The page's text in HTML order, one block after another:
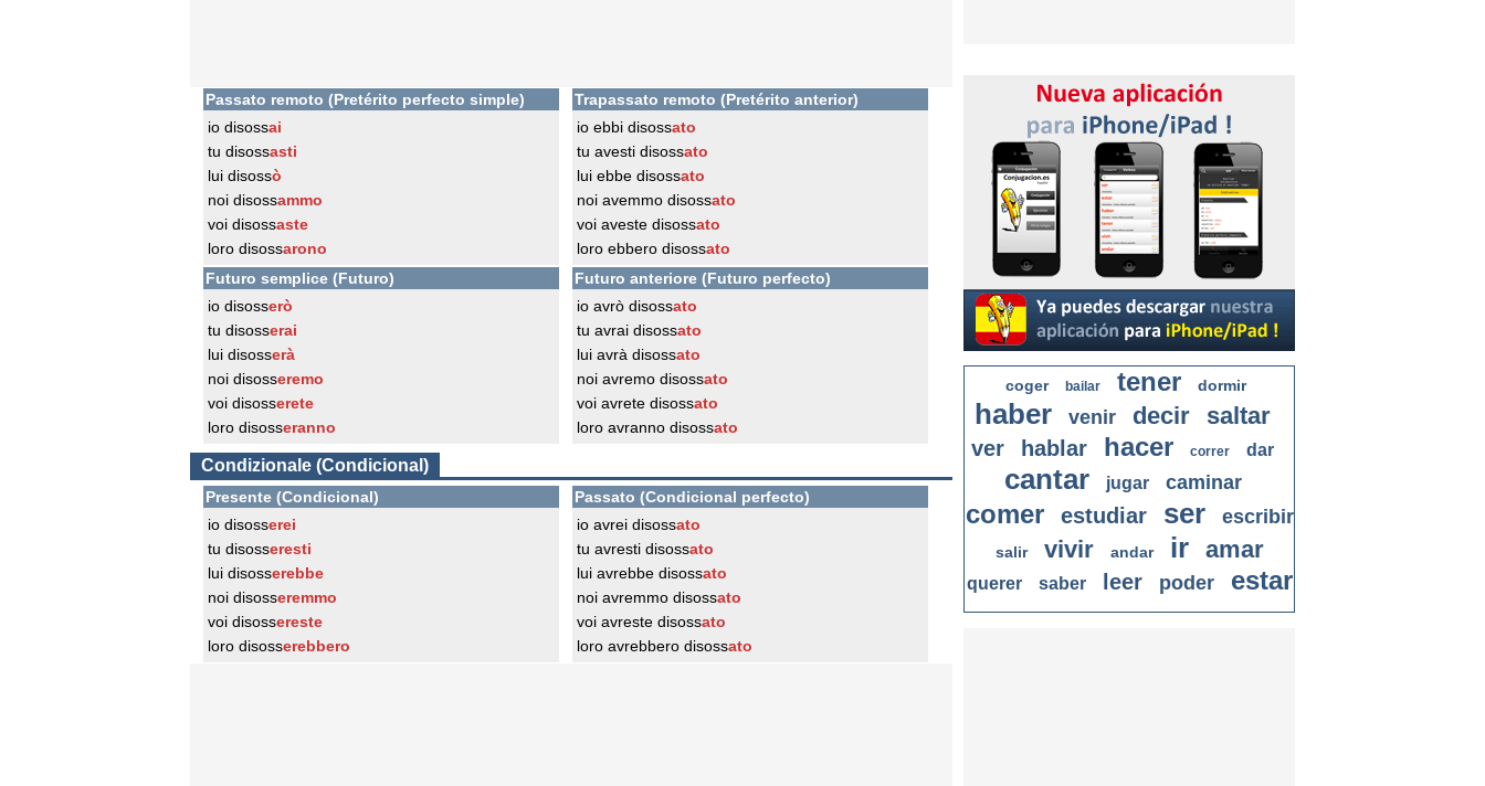
Passato remoto (Pretérito perfecto simple)
io disossai
tu disossasti
lui disossò
noi disossammo
voi disossaste
loro disossarono
Trapassato remoto (Pretérito anterior)
io ebbi disossato
tu avesti disossato
lui ebbe disossato
noi avemmo disossato
voi aveste disossato
loro ebbero disossato
Futuro semplice (Futuro)
io disosserò
tu disosserai
lui disosserà
noi disosseremo
voi disosserete
loro disosseranno
Futuro anteriore (Futuro perfecto)
io avrò disossato
tu avrai disossato
lui avrà disossato
noi avremo disossato
voi avrete disossato
loro avranno disossato
Condizionale (Condicional)
Presente (Condicional)
io disosserei
tu disosseresti
lui disosserebbe
noi disosseremmo
voi disossereste
loro disosserebbero
Passato (Condicional perfecto)
io avrei disossato
tu avresti disossato
lui avrebbe disossato
noi avremmo disossato
voi avreste disossato
loro avrebbero disossato
coger bailar tener dormir
haber venir decir saltar
ver hablar hacer correr dar
cantar jugar caminar
comer estudiar ser escribir
salir vivir andar ir amar
querer saber leer poder estar